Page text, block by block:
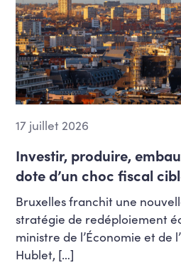
17 juillet 2026
Investir, produire,
dote d’un choc fiscal
Bruxelles franchit une
stratégie de redéploiement
ministre de l’Économie et de
Hublet, […]